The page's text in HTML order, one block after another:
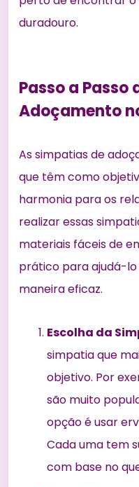
duradouro.
Passo a
Adoçamento
As simpatias de
que têm como
harmonia para os
realizar essas
materiais fáceis de
prático para ajudá-lo
maneira eficaz.
Escolha da
simpatia que
objetivo. Por
são muito
opção é usar
Cada uma tem
com base no